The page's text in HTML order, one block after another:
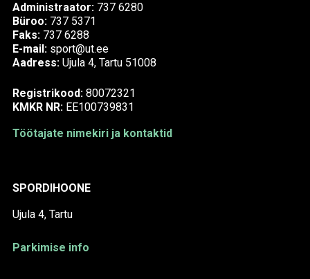
Administraator: 737 6280
Büroo: 737 5371
Faks: 737 6288
E-mail: sport@ut.ee
Aadress: Ujula 4, Tartu 51008
Registrikood: 80072321
KMKR NR: EE100739831
Töötajate nimekiri ja kontaktid
SPORDIHOONE
Ujula 4, Tartu
Parkimise info